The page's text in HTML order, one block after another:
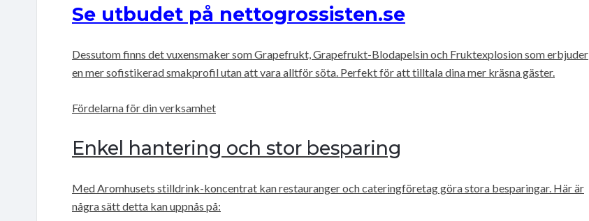
Se utbudet på nettogrossisten.se
Dessutom finns det vuxensmaker som Grapefrukt, Grapefrukt-Blodapelsin och Fruktexplosion som erbjuder
en mer sofistikerad smakprofil utan att vara alltför söta. Perfekt för att tilltala dina mer kräsna gäster.
Fördelarna för din verksamhet
Enkel hantering och stor besparing
Med Aromhusets stilldrink-koncentrat kan restauranger och cateringföretag göra stora besparingar. Här är
några sätt detta kan uppnås på: